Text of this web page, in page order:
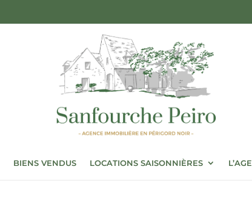
BIENS VENDUS LOCATIONS SAISONNIÈRES